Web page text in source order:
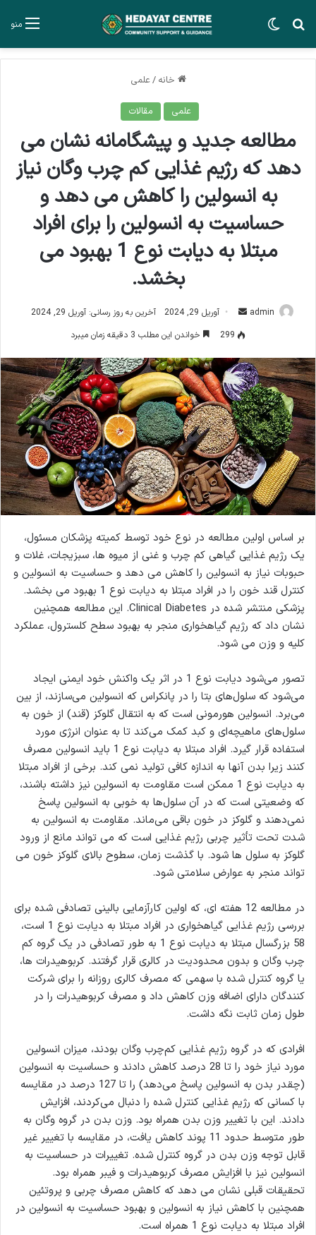
منو جستجو برایتغییر پوسته
خانه /علمی
علمی مقالات
مطالعه جدید و پیشگامانه نشان می
دهد که رژیم غذایی کم چرب وگان نیاز
به انسولین را کاهش می دهد و
حساسیت به انسولین را برای افراد
مبتلا به دیابت نوع 1 بهبود می
بخشد.
admin
ارسال
ایمیل
آوریل 29, 2024
آخرین به روز رسانی: آوریل 29, 2024
299
خواندن این مطلب 3 دقیقه زمان میبرد
بر اساس اولین مطالعه در نوع خود توسط کمیته پزشکان مسئول،
یک رژیم غذایی گیاهی کم چرب و غنی از میوه ها، سبزیجات، غلات و
حبوبات نیاز به انسولین را کاهش می دهد و حساسیت به انسولین و
کنترل قند خون را در افراد مبتلا به دیابت نوع 1 بهبود می بخشد.
پزشکی منتشر شده در Clinical Diabetes. این مطالعه همچنین
نشان داد که رژیم گیاهخواری منجر به بهبود سطح کلسترول، عملکرد
کلیه و وزن می شود.
تصور می‌شود دیابت نوع 1 در اثر یک واکنش خود ایمنی ایجاد
می‌شود که سلول‌های بتا را در پانکراس که انسولین می‌سازند، از بین
می‌برد. انسولین هورمونی است که به انتقال گلوکز (قند) از خون به
سلول‌های ماهیچه‌ای و کبد کمک می‌کند تا به عنوان انرژی مورد
استفاده قرار گیرد. افراد مبتلا به دیابت نوع 1 باید انسولین مصرف
کنند زیرا بدن آنها به اندازه کافی تولید نمی کند. برخی از افراد مبتلا
به دیابت نوع 1 ممکن است مقاومت به انسولین نیز داشته باشند،
که وضعیتی است که در آن سلول‌ها به خوبی به انسولین پاسخ
نمی‌دهند و گلوکز در خون باقی می‌ماند. مقاومت به انسولین به
شدت تحت تأثیر چربی رژیم غذایی است که می تواند مانع از ورود
گلوکز به سلول ها شود. با گذشت زمان، سطوح بالای گلوکز خون می
تواند منجر به عوارض سلامتی شود.
در مطالعه 12 هفته ای، که اولین کارآزمایی بالینی تصادفی شده برای
بررسی رژیم غذایی گیاهخواری در افراد مبتلا به دیابت نوع 1 است،
58 بزرگسال مبتلا به دیابت نوع 1 به طور تصادفی در یک گروه کم
چرب وگان و بدون محدودیت در کالری قرار گرفتند. کربوهیدرات ها،
یا گروه کنترل شده با سهمی که مصرف کالری روزانه را برای شرکت
کنندگان دارای اضافه وزن کاهش داد و مصرف کربوهیدرات را در
طول زمان ثابت نگه داشت.
افرادی که در گروه رژیم غذایی کم‌چرب وگان بودند، میزان انسولین
مورد نیاز خود را تا 28 درصد کاهش دادند و حساسیت به انسولین
(چقدر بدن به انسولین پاسخ می‌دهد) را تا 127 درصد در مقایسه
با کسانی که رژیم غذایی کنترل شده را دنبال می‌کردند، افزایش
دادند. این با تغییر وزن بدن همراه بود. وزن بدن در گروه وگان به
طور متوسط حدود 11 پوند کاهش یافت، در مقایسه با تغییر غیر
قابل توجه وزن بدن در گروه کنترل شده. تغییرات در حساسیت به
انسولین نیز با افزایش مصرف کربوهیدرات و فیبر همراه بود.
تحقیقات قبلی نشان می دهد که کاهش مصرف چربی و پروتئین
همچنین با کاهش نیاز به انسولین و بهبود حساسیت به انسولین در
افراد مبتلا به دیابت نوع 1 همراه است.